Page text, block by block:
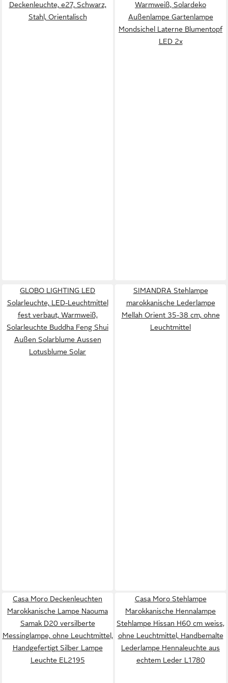
Deckenleuchte, e27, Schwarz,
Stahl, Orientalisch
Warmweiß, Solardeko
Außenlampe Gartenlampe
Mondsichel Laterne Blumentopf
LED 2x
GLOBO LIGHTING LED
Solarleuchte, LED-Leuchtmittel
fest verbaut, Warmweiß,
Solarleuchte Buddha Feng Shui
Außen Solarblume Aussen
Lotusblume Solar
SIMANDRA Stehlampe
marokkanische Lederlampe
Mellah Orient 35-38 cm, ohne
Leuchtmittel
Casa Moro Deckenleuchten
Marokkanische Lampe Naouma
Samak D20 versilberte
Messinglampe, ohne Leuchtmittel,
Handgefertigt Silber Lampe
Leuchte EL2195
Casa Moro Stehlampe
Marokkanische Hennalampe
Stehlampe Hissan H60 cm weiss,
ohne Leuchtmittel, Handbemalte
Lederlampe Hennaleuchte aus
echtem Leder L1780